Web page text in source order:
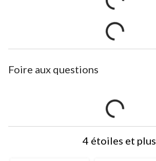
Foire aux questions
4 étoiles et plus